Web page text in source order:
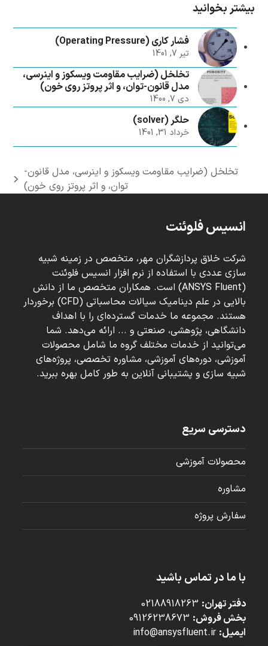
بیشتر بخوانید
فشار کاری (Operating Pressure)
تیر 7, 1401
تخلخل (ضرایب مقاومت ویسکوز و اینرسی،
مدل قانون-توان، و اثر پروتز روی خون)
دی 7, 1400
حلگر (solver)
خرداد 31, 1401
تخلخل (ضرایب مقاومت ویسکوز و اینرسی، مدل قانون-
توان، و اثر پروتز روی خون)
انسیس فلوئنت
شرکت خلاق پردازشگران مهر، متخصص در زمینه شبیه
سازی عددی با استفاده از نرم افزار انسیس فلوئنت
(ANSYS Fluent) است. همکاران متخصص ما از دانش
بالایی در علم دینامیک سیالات محاسباتی (CFD) برخوردار
هستند. مجموعه ما خدمات گسترده‌ای را با اهداف
دانشگاهی، پژوهشی، صنعتی و ... ارائه می‌دهد. شما
می‌توانید از خدمات مختلف گروه ما شامل محصولات
آموزشی، دوره‌های آموزشی، مشاوره تخصصی، پروژه‌های
شبیه سازی و پشتیبانی آنلاین به طور کامل بهره ببرید.
دسترسی سریع
محصولات آموزشی
مشاوره
سفارش پروژه
با ما در تماس باشید
دفتر تهران:
بخش فروش:
ایمیل: info@ansysfluent.ir